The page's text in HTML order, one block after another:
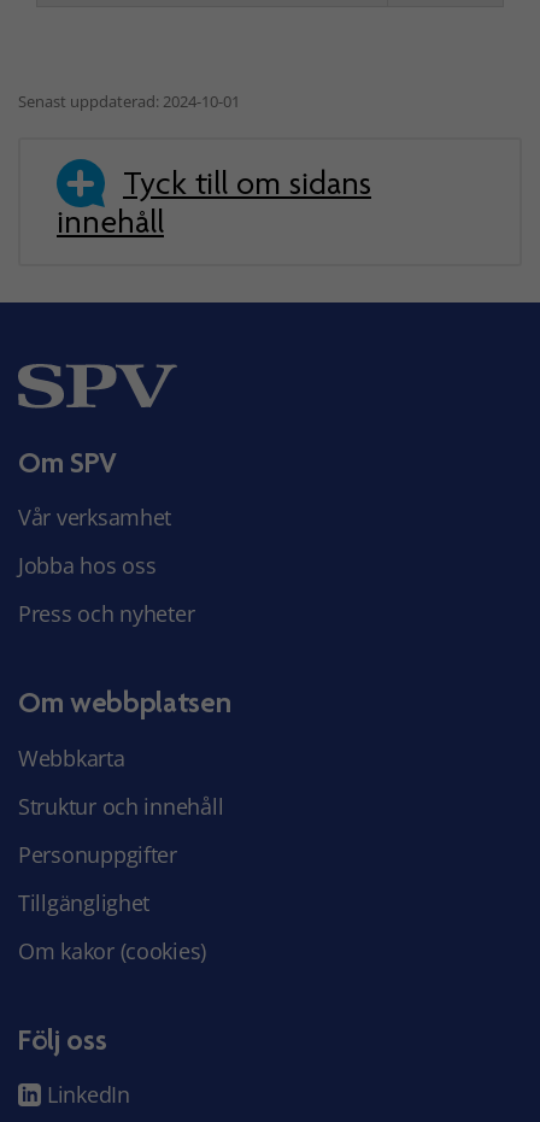
Senast uppdaterad: 2024-10-01
Tyck till om sidans
innehåll
Om SPV
Vår verksamhet
Jobba hos oss
Press och nyheter
Om webbplatsen
Webbkarta
Struktur och innehåll
Personuppgifter
Tillgänglighet
Om kakor (cookies)
Följ oss
LinkedIn